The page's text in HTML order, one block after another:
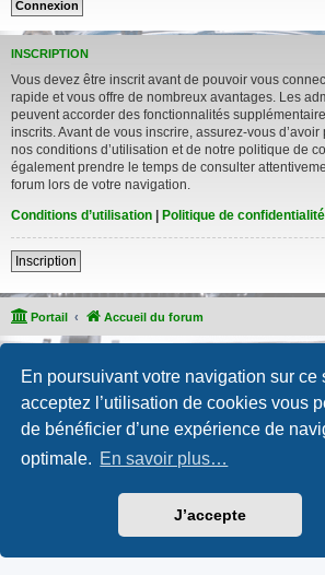
En poursuivant votre navigation sur ce
acceptez l’utilisation de cookies vous
de bénéficier d’une expérience de
optimale. En savoir plus…
J’accepte
INSCRIPTION
Vous devez être inscrit avant de pouvoir vous
rapide et vous offre de nombreux avantages. Les
peuvent accorder des fonctionnalités
inscrits. Avant de vous inscrire, assurez-vous
nos conditions d’utilisation et de notre politique de
également prendre le temps de consulter
forum lors de votre navigation.
Conditions d’utilisation | Politique de confidentialité
Inscription
Portail Accueil du forum
Traduction française officielle©
Confidentialité |